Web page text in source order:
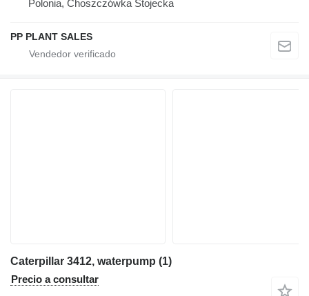
Polonia, Choszczówka Stojecka
PP PLANT SALES
Caterpillar 3412, waterpump (1)
Precio a consultar